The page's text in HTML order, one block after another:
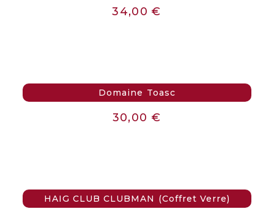
34,00€
Domaine Toasc
30,00 €
HAIG CLUB CLUBMAN (Coffret Verre)